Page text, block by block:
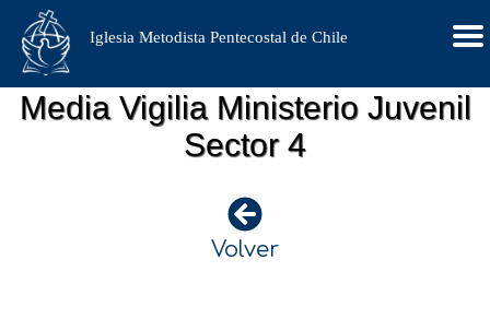
Iglesia Metodista Pentecostal de Chile
Media Vigilia Ministerio Juvenil
Sector 4
Volver